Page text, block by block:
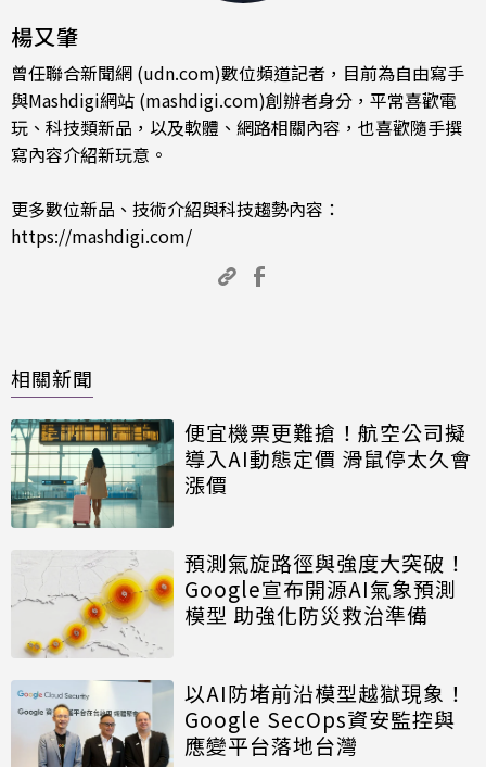
楊又肇
曾任聯合新聞網 (udn.com)數位頻道記者，目前為自由寫手
與Mashdigi網站 (mashdigi.com)創辦者身分，平常喜歡電
玩、科技類新品，以及軟體、網路相關內容，也喜歡隨手撰
寫內容介紹新玩意。
更多數位新品、技術介紹與科技趨勢內容：
https://mashdigi.com/
相關新聞
便宜機票更難搶！航空公司擬
導入AI動態定價 滑鼠停太久會
漲價
預測氣旋路徑與強度大突破！
Google宣布開源AI氣象預測
模型 助強化防災救治準備
以AI防堵前沿模型越獄現象！
Google SecOps資安監控與
應變平台落地台灣